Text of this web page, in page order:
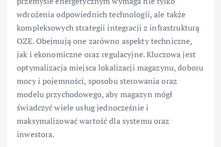
wdrożenia odpowiednich technologii, ale także
kompleksowych strategii integracji z infrastrukturą
OZE. Obejmują one zarówno aspekty techniczne,
jak i ekonomiczne oraz regulacyjne. Kluczowa jest
optymalizacja miejsca lokalizacji magazynu, doboru
mocy i pojemności, sposobu sterowania oraz
modelu przychodowego, aby magazyn mógł
świadczyć wiele usług jednocześnie i
maksymalizować wartość dla systemu oraz
inwestora.